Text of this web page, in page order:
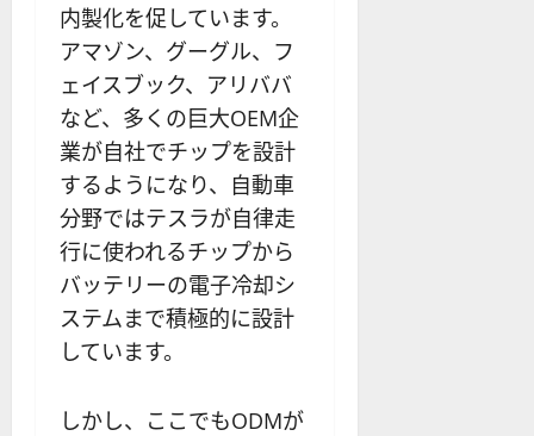
内製化を促しています。
アマゾン、グーグル、フ
ェイスブック、アリババ
など、多くの巨大OEM企
業が自社でチップを設計
するようになり、自動車
分野ではテスラが自律走
行に使われるチップから
バッテリーの電子冷却シ
ステムまで積極的に設計
しています。
しかし、ここでもODMが